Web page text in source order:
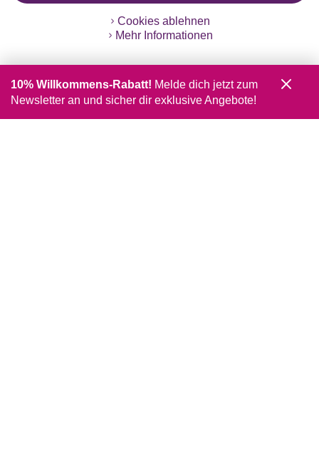
Cookies ablehnen
Mehr Informationen
10% Willkommens-Rabatt! Melde dich jetzt zum
Newsletter an und sicher dir exklusive Angebote!